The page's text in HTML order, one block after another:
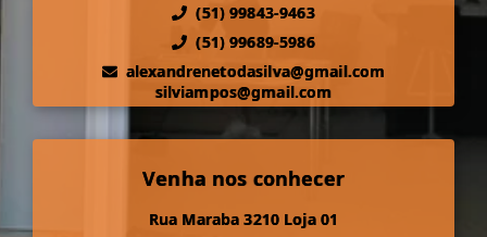
(51) 99843-9463
(51) 99689-5986
alexandrenetodasilva@gmail.com
silviampos@gmail.com
Venha nos conhecer
Rua Maraba 3210 Loja 01